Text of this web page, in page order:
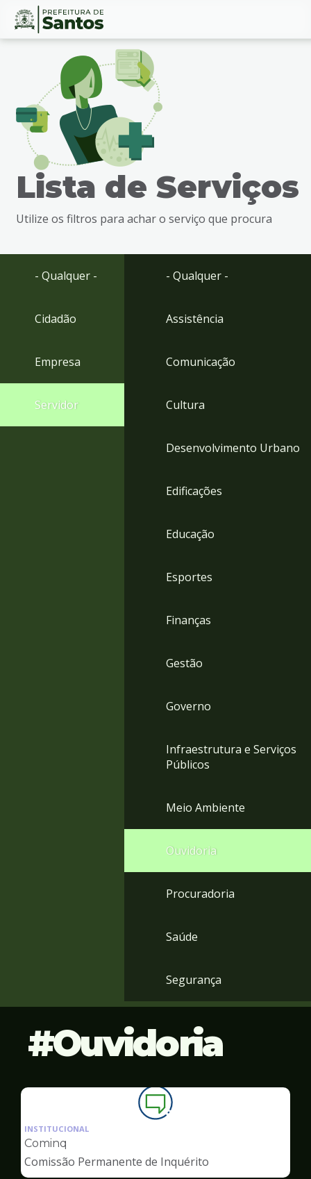
Ir
busca
Ir
Conteúdo
Lista de Serviços
Utilize os filtros para achar o serviço que procura
- Qualquer -
Cidadão
Empresa
Servidor
- Qualquer -
Assistência
Comunicação
Cultura
Desenvolvimento Urbano
Edificações
Educação
Esportes
Finanças
Gestão
Governo
Infraestrutura e Serviços
Públicos
Meio Ambiente
Ouvidoria
Procuradoria
Saúde
Segurança
Ouvidoria
Ilustração
da
de
Ouvidoria
INSTITUCIONAL
Cominq
Comissão Permanente de Inquérito